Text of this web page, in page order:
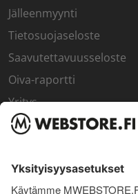
Jälleenmyynti
Tietosuojaseloste
Saavutettavuusseloste
Oiva-raportti
Yritys
SISÄPIIRI
Sisäpiirin bonusohjelma